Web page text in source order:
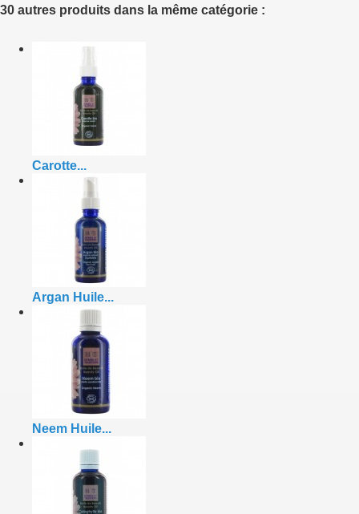
30 autres produits dans la même catégorie :
Carotte...
Argan Huile...
Neem Huile...